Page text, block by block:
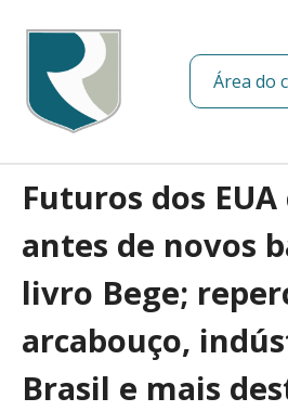
Área do
Futuros dos EUA
antes de novos
livro Bege;
arcabouço,
Brasil e mais